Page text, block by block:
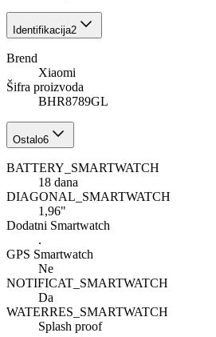
Identifikacija2
Brend
Xiaomi
Šifra proizvoda
BHR8789GL
Ostalo6
BATTERY_SMARTWATCH
18 dana
DIAGONAL_SMARTWATCH
1,96"
Dodatni Smartwatch
.
GPS Smartwatch
Ne
NOTIFICAT_SMARTWATCH
Da
WATERRES_SMARTWATCH
Splash proof